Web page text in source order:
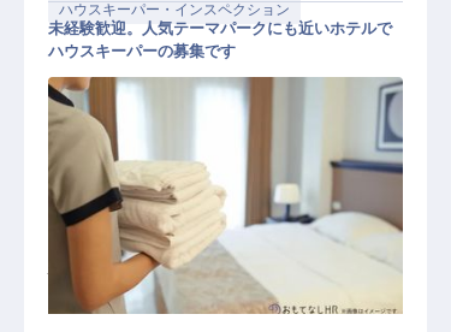
ハウスキーパー・インスペクション
ハウスキーパー
未経験歓迎。人気テーマパークにも近いホテルで
ハウスキーパーの募集です